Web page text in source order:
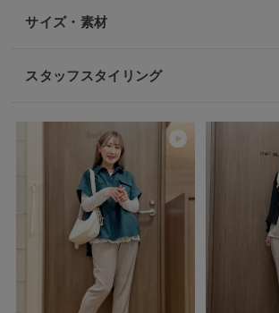
サイズ・素材
スタッフスタイリング